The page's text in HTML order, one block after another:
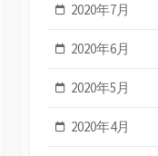
2020年7月
2020年6月
2020年5月
2020年4月